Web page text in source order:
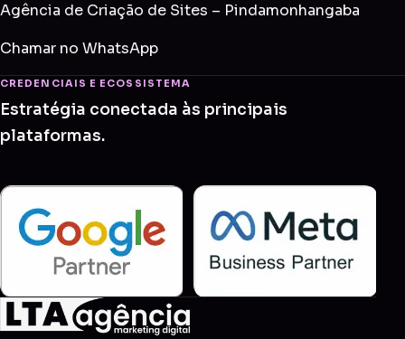
Agência de Criação de Sites – Pindamonhangaba
Chamar no WhatsApp
CREDENCIAIS E ECOSSISTEMA
Estratégia conectada às principais
plataformas.